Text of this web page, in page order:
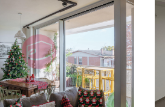
di Romagna - Attico